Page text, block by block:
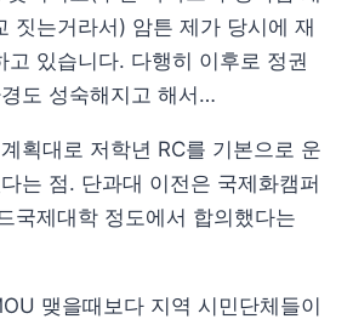
짓는거라서) 암튼 제가 당시에 재
고 있습니다. 다행히 이후로 정권
도 성숙해지고 해서…
획대로 저학년 RC를 기본으로 운
는 점. 단과대 이전은 국제화캠퍼
국제대학 정도에서 합의했다는
맺을때보다 지역 시민단체들이